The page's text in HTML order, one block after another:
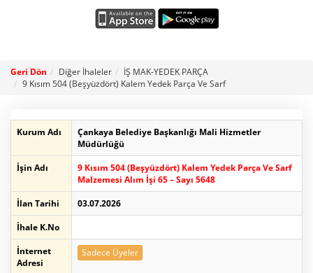
Geri Dön Diğer İhaleler
İŞ MAK-YEDEK PARÇA
9 Kısım 504 (Beşyüzdört) Kalem Yedek Parça Ve Sarf
Kurum Adı
Çankaya Belediye Başkanlığı Mali Hizmetler
Müdürlüğü
İşin Adı
9 Kısım 504 (Beşyüzdört) Kalem Yedek Parça Ve Sarf
Malzemesi Alım İşi 65 – Sayı 5648
İlan Tarihi
03.07.2026
İhale K.No
İnternet
Adresi
Sadece Üyeler